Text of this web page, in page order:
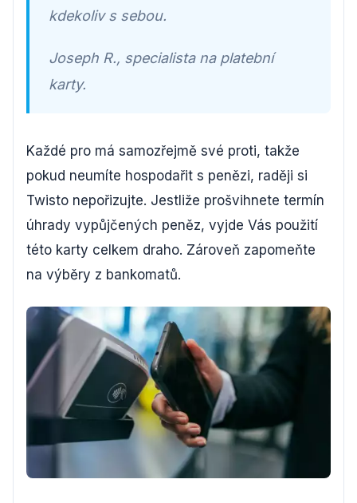
kdekoliv s sebou.
Joseph R., specialista na platební
karty.
Každé pro má samozřejmě své proti, takže
pokud neumíte hospodařit s penězi, raději si
Twisto nepořizujte. Jestliže prošvihnete termín
úhrady vypůjčených peněz, vyjde Vás použití
této karty celkem draho. Zároveň zapomeňte
na výběry z bankomatů.